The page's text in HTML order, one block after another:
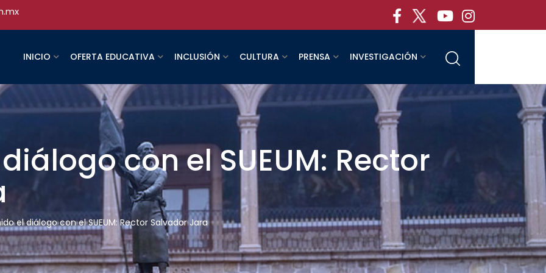
INICIO OFERTA EDUCATIVA INCLUSIÓN CULTURA PRENSA INVESTIGACIÓN
con el SUEUM: Rector
el diálogo con el SUEUM: Rector Salvador Jara